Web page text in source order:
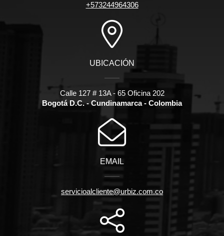
+573244964306
UBICACIÓN
Calle 127 # 13A - 65 Oficina 202
Bogotá D.C. - Cundinamarca - Colombia
EMAIL
servicioalcliente@urbiz.com.co